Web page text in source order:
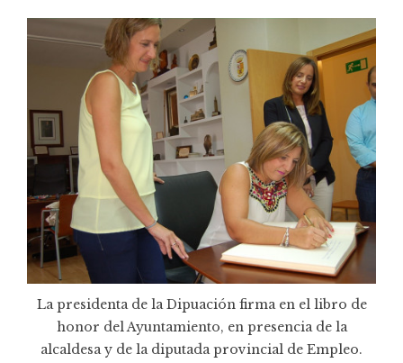
La presidenta de la Dipuación firma en el libro de
honor del Ayuntamiento, en presencia de la
alcaldesa y de la diputada provincial de Empleo.